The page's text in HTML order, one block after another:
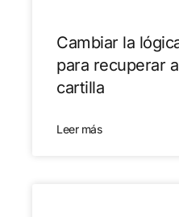
Cambiar la
para recuperar
cartilla
Leer más